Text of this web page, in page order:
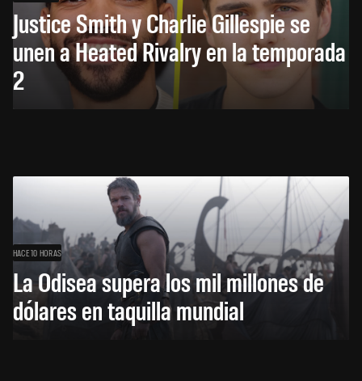
Justice Smith y Charlie Gillespie se
unen a Heated Rivalry en la temporada
2
HACE 10 HORAS
La Odisea supera los mil millones de
dólares en taquilla mundial